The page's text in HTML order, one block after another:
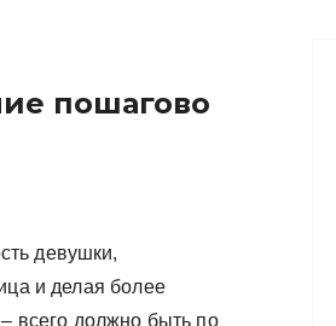
пошагово
девушки,
и делая более
всего должно быть по